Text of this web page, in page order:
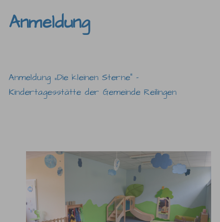
Anmeldung
Anmeldung „Die kleinen Sterne“ –
Kindertagesstätte der Gemeinde Reilingen